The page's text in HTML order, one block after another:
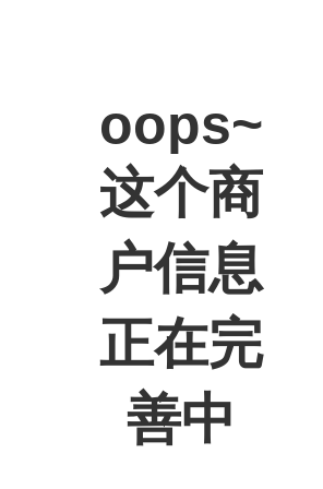
oops~
这个商
户信息
正在完
善中